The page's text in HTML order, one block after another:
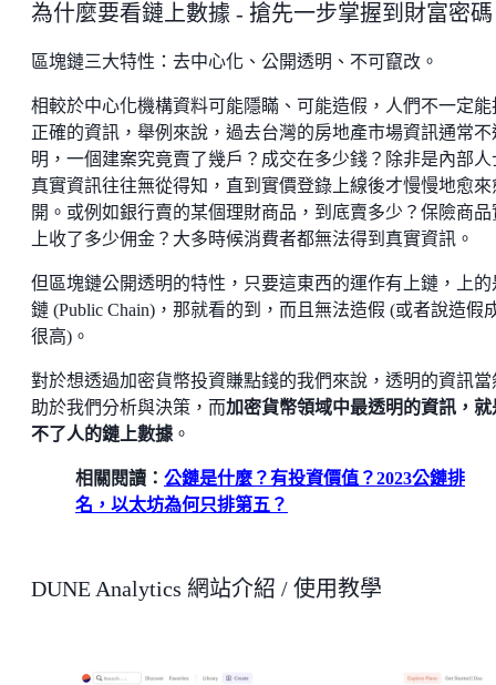
為什麼要看鏈上數據 - 搶先一步掌握到財富密碼
區塊鏈三大特性：去中心化、公開透明、不可竄改。
相較於中心化機構資料可能隱瞞、可能造假，人們不一定能
正確的資訊，舉例來說，過去台灣的房地產市場資訊通常不
明，一個建案究竟賣了幾戶？成交在多少錢？除非是內部人
真實資訊往往無從得知，直到實價登錄上線後才慢慢地愈來
開。或例如銀行賣的某個理財商品，到底賣多少？保險商品
上收了多少佣金？大多時候消費者都無法得到真實資訊。
但區塊鏈公開透明的特性，只要這東西的運作有上鏈，上的
鏈 (Public Chain)，那就看的到，而且無法造假 (或者說造假
很高)。
對於想透過加密貨幣投資賺點錢的我們來說，透明的資訊當
助於我們分析與決策，而加密貨幣領域中最透明的資訊，就
不了人的鏈上數據 。
相關閱讀： 公鏈是什麼？有投資價值？2023公鏈排
名，以太坊為何只排第五？
DUNE Analytics 網站介紹 / 使用教學